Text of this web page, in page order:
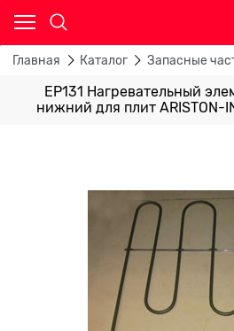
Главная Каталог Запасные
EP131 Нагревательный
нижний для плит ARISTON-